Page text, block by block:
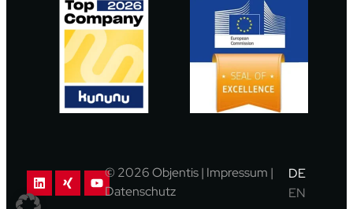
© 2026 Objentis | Impressum |
Datenschutz
DE
EN